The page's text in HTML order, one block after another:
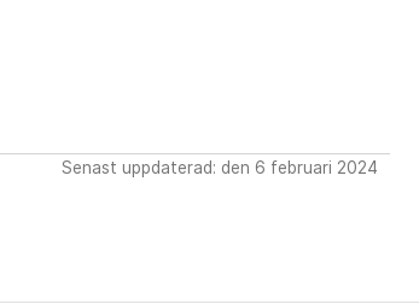
Senast uppdaterad: den 6 februari 2024